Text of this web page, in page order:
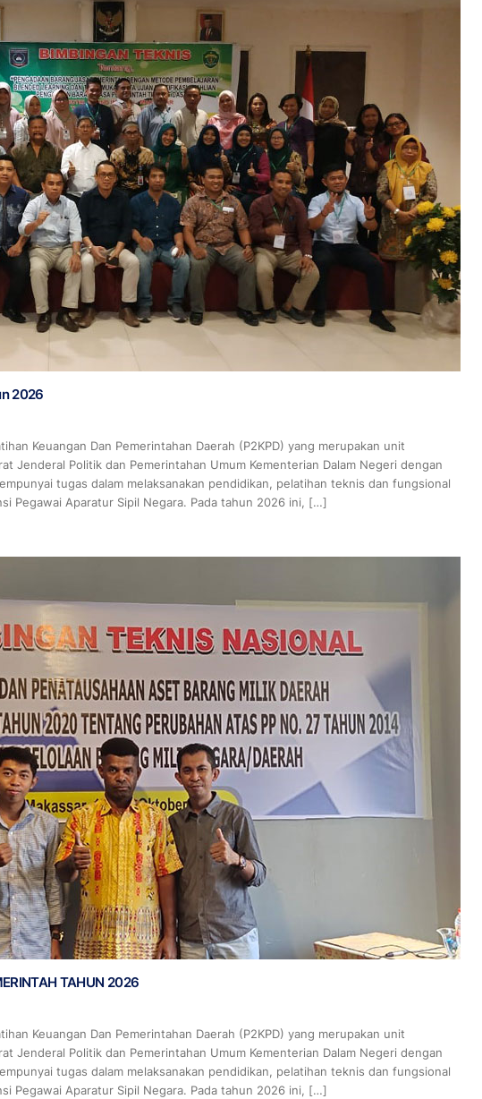
2026
Keuangan Dan Pemerintahan Daerah (P2KPD) yang merupakan unit
Jenderal Politik dan Pemerintahan Umum Kementerian Dalam Negeri dengan
tugas dalam melaksanakan pendidikan, pelatihan teknis dan fungsional
Pegawai Aparatur Sipil Negara. Pada tahun 2026 ini, […]
TAHUN 2026
Keuangan Dan Pemerintahan Daerah (P2KPD) yang merupakan unit
Jenderal Politik dan Pemerintahan Umum Kementerian Dalam Negeri dengan
tugas dalam melaksanakan pendidikan, pelatihan teknis dan fungsional
Pegawai Aparatur Sipil Negara. Pada tahun 2026 ini, […]